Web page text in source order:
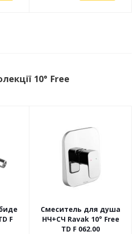
10° Free
F
Смеситель для душа
НЧ+СЧ Ravak 10° Free
TD F 062.00